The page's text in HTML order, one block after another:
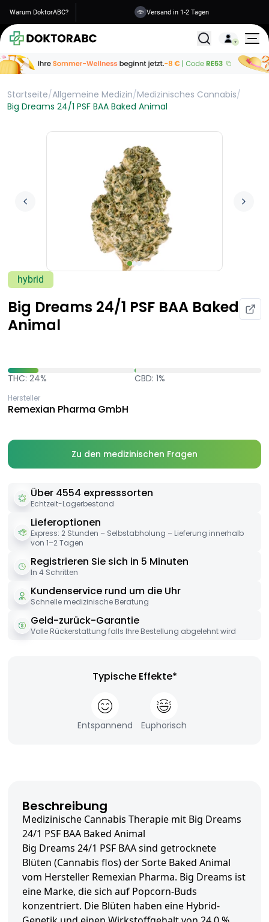
Warum DoktorABC? Versand in 1-2 Tagen
Alle
Startseite/Allgemeine Medizin/Medizinisches Cannabis/
Big Dreams 24/1 PSF BAA Baked Animal
hybrid
Big Dreams 24/1 PSF BAA Baked
Animal
THC: 24% CBD: 1%
Hersteller
Remexian Pharma GmbH
Zu den medizinischen Fragen
Über 4554 expresssorten
Echtzeit-Lagerbestand
Lieferoptionen
Express: 2 Stunden – Selbstabholung – Lieferung innerhalb
von 1–2 Tagen
Registrieren Sie sich in 5 Minuten
In 4 Schritten
Kundenservice rund um die Uhr
Schnelle medizinische Beratung
Geld-zurück-Garantie
Volle Rückerstattung falls Ihre Bestellung abgelehnt wird
Typische Effekte*
Entspannend Euphorisch
Beschreibung
Medizinische Cannabis Therapie mit Big Dreams
24/1 PSF BAA Baked Animal
Big Dreams 24/1 PSF BAA sind getrocknete
Blüten (Cannabis flos) der Sorte Baked Animal
vom Hersteller Remexian Pharma. Big Dreams ist
eine Marke, die sich auf Popcorn-Buds
konzentriert. Die Blüten haben eine Hybrid-